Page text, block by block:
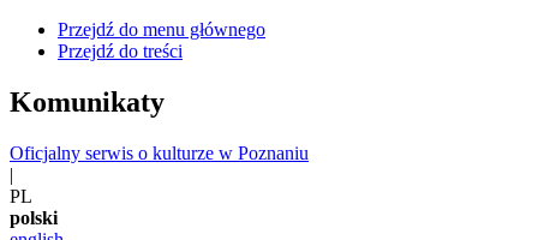
Przejdź do menu głównego
Przejdź do treści
Komunikaty
Oficjalny serwis o kulturze w Poznaniu
|
PL
polski